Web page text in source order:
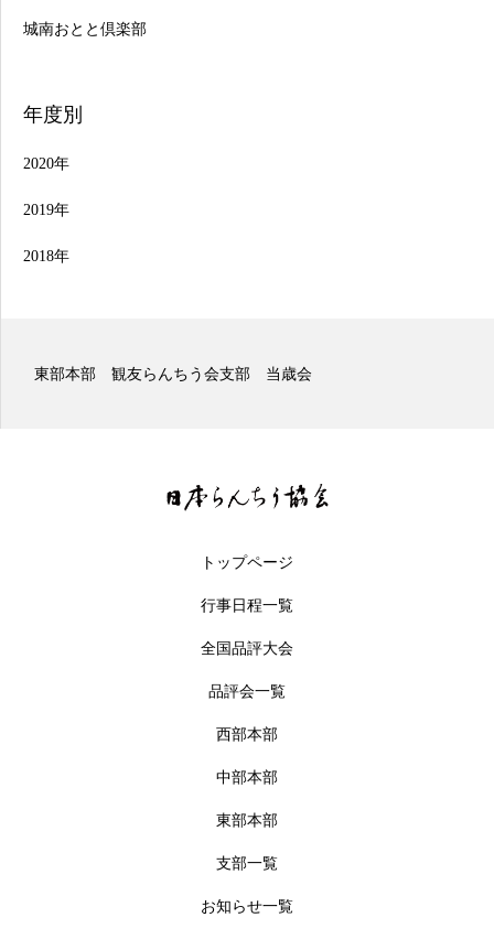
城南おとと倶楽部
年度別
2020年
2019年
2018年
東部本部 観友らんちう会支部 二歳会
トップページ
行事日程一覧
全国品評大会
品評会一覧
西部本部
中部本部
東部本部
支部一覧
お知らせ一覧